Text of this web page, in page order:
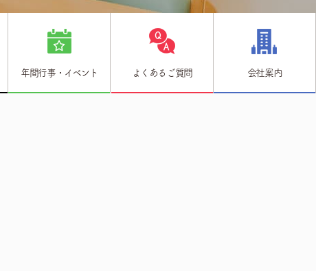
年間行事・イベント よくあるご質問 会社案内